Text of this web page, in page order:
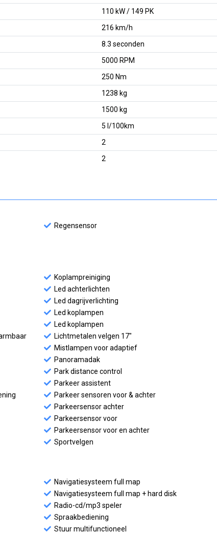
110 kW / 149 PK
216 km/h
8.3 seconden
5000 RPM
250 Nm
1238 kg
1500 kg
5 l/100km
2
2
Regensensor
Koplampreiniging
Led achterlichten
Led dagrijverlichting
Led koplampen
Led koplampen
Lichtmetalen velgen 17"
Mistlampen voor adaptief
Panoramadak
Park distance control
Parkeer assistent
Parkeer sensoren voor & achter
Parkeersensor achter
Parkeersensor voor
Parkeersensor voor en achter
Sportvelgen
Navigatiesysteem full map
Navigatiesysteem full map + hard disk
Radio-cd/mp3 speler
Spraakbediening
Stuur multifunctioneel